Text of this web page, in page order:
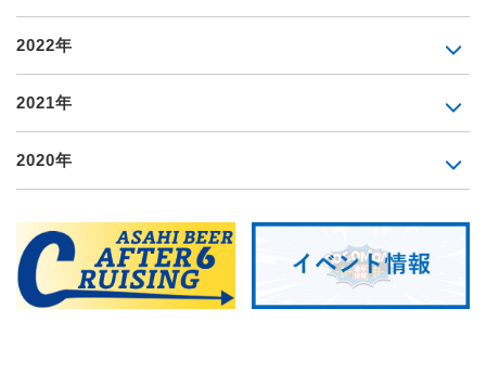
2022年
2021年
2020年